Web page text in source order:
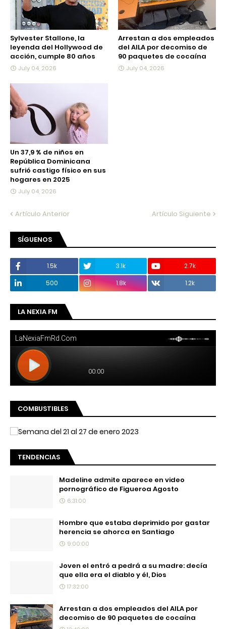
Sylvester Stallone, la
leyenda del Hollywood de
acción, cumple 80 años
July 04, 2026
Arrestan a dos empleados
del AILA por decomiso de
90 paquetes de cocaína
July 04, 2026
Un 37,9 % de niños en
República Dominicana
sufrió castigo físico en sus
hogares en 2025
July 04, 2026
Artículo Anterior Artículo Siguiente
SÍGUENOS
1.5k 3.1k
2.7k
500
1.8k 1.2k
LA NEXIA FM
COMBUSTIBLES
TENDENCIAS
Madeline admite aparece en video
pornográfico de Figueroa Agosto
6:31:00
Hombre que estaba deprimido por gastar
herencia se ahorca en Santiago
9:00:00
Joven el entró a pedrá a su madre: decía
que ella era el diablo y él, Dios
17:32:00
Arrestan a dos empleados del AILA por
decomiso de 90 paquetes de cocaína